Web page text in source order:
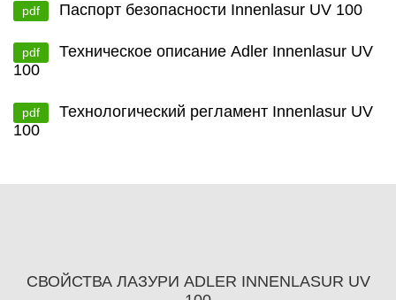
pdf Паспорт безопасности Innenlasur UV 100
pdf
Техническое описание Adler Innenlasur UV
100
pdf
Технологический регламент Innenlasur UV
100
СВОЙСТВА ЛАЗУРИ ADLER INNENLASUR UV